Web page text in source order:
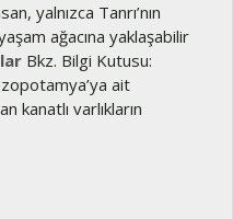
yalnızca Tanrı’nın
ağacına yaklaşabilir
Bkz. Bilgi Kutusu:
ait
kanatlı varlıkların